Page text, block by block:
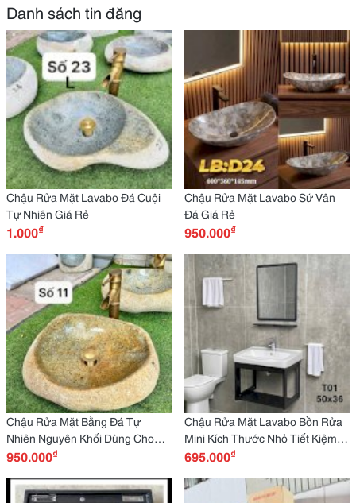
Danh sách tin đăng
Chậu Rửa Mặt Lavabo Đá Cuội
Tự Nhiên Giá Rẻ
1.000₫
Chậu Rửa Mặt Lavabo Sứ Vân
Đá Giá Rẻ
950.000₫
Chậu Rửa Mặt Bằng Đá Tự
Nhiên Nguyên Khối Dùng Cho
Sân Vườn Màu Vàng
950.000₫
Chậu Rửa Mặt Lavabo Bồn Rửa
Mini Kích Thước Nhỏ Tiết Kiệm
Diện Tích Hd-Lbmn02
695.000₫